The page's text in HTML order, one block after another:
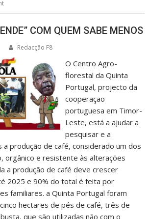
COM QUEM SABE MENOS
Redacção F8
O Centro Agro-
florestal da Quinta
Portugal, projecto da
cooperação
portuguesa em Timor-
Leste, está a ajudar a
pesquisar e a
a produção de café, considerado um dos
orgânico e resistente às alterações
a produção de café deve crescer
2025 e 90% do total é feita por
familiares. a Quinta Portugal foram
hectares de pés de café, três de
que são utilizadas não com o